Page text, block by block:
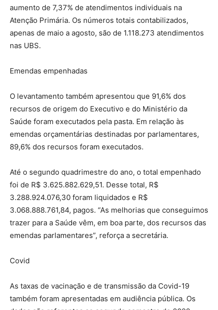
aumento de 7,37% de atendimentos individuais na
Atenção Primária. Os números totais contabilizados,
apenas de maio a agosto, são de 1.118.273 atendimentos
nas UBS.
Emendas empenhadas
O levantamento também apresentou que 91,6% dos
recursos de origem do Executivo e do Ministério da
Saúde foram executados pela pasta. Em relação às
emendas orçamentárias destinadas por parlamentares,
89,6% dos recursos foram executados.
Até o segundo quadrimestre do ano, o total empenhado
foi de R$ 3.625.882.629,51. Desse total, R$
3.288.924.076,30 foram liquidados e R$
3.068.888.761,84, pagos. “As melhorias que conseguimos
trazer para a Saúde vêm, em boa parte, dos recursos das
emendas parlamentares”, reforça a secretária.
Covid
As taxas de vacinação e de transmissão da Covid-19
também foram apresentadas em audiência pública. Os